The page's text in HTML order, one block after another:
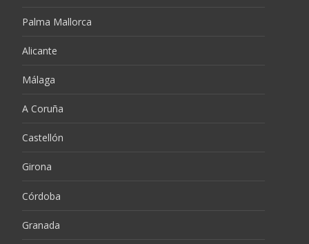
Palma Mallorca
Alicante
Málaga
A Coruña
Castellón
Girona
Córdoba
Granada